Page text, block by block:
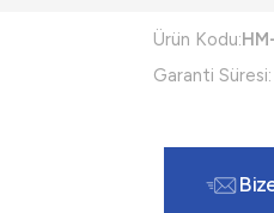
Ürün Kodu:
Garanti Süresi: